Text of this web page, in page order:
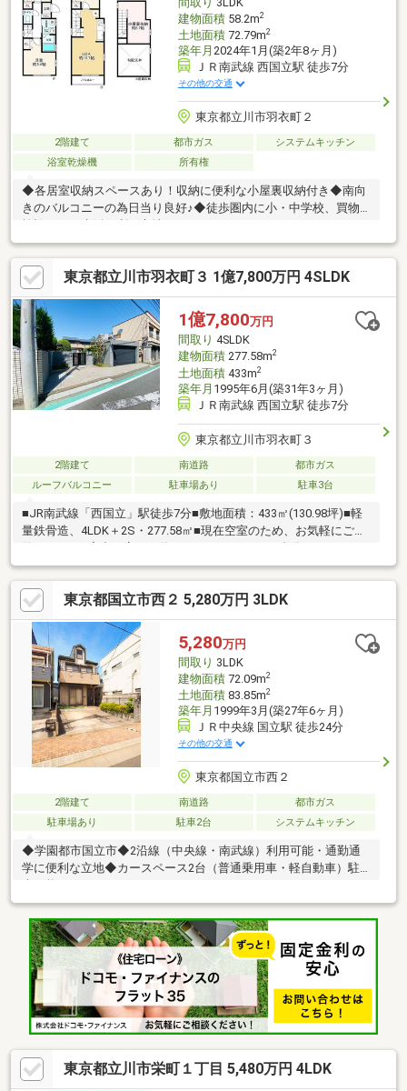
建物面積58.2m2
土地面積72.79m2
築年月 2024年1月(築2年8ヶ月)
ＪＲ南武線 西国立駅 徒歩7分
その他の交通
東京都立川市羽衣町２
2階建て 都市ガス
システムキッチン
浴室乾燥機
所有権
◆各居室収納スペースあり！収納に便利な小屋裏収納付き◆南向
きのバルコニーの為日当り良好♪◆徒歩圏内に小・中学校、買物
東京都立川市羽衣町３ 1億7,800万円 4SLDK
1億7,800万円
間取り 4SLDK
建物面積277.58m2
土地面積433m2
築年月 1995年6月(築31年3ヶ月)
ＪＲ南武線 西国立駅 徒歩7分
東京都立川市羽衣町３
2階建て 南道路
都市ガス
ルーフバルコニー
駐車場あり 駐車3台
■JR南武線「西国立」駅徒歩7分■敷地面積：433㎡(130.98坪)■軽
量鉄骨造、4LDK＋2S・277.58㎡■現在空室のため、お気軽にご内
ォーム履歴 ―◇2008年 2月：2世帯住宅からの改装◇2013年 8月：
エネファーム設置◇2013年12月：太陽光ソーラーパネル設置
◇2018年 3月：外壁塗替え◇2020年 4月：浴室・玄関ドア新規交
換 浴室換気乾燥暖房機設置― 設備・仕様 ―□床
暖房□食器洗浄機□防音室□1階洋室に堀ゴタツ□小屋裏収納
東京都国立市西２ 5,280万円 3LDK
5,280万円
間取り 3LDK
建物面積72.09m2
土地面積83.85m2
築年月 1999年3月(築27年6ヶ月)
ＪＲ中央線 国立駅 徒歩24分
その他の交通
東京都国立市西２
2階建て 南道路
都市ガス
駐車場あり
駐車2台 システムキッチン
◆学園都市国立市◆2沿線（中央線・南武線）利用可能・通勤通
学に便利な立地◆カースペース2台（普通乗用車・軽自動車）駐
東京都立川市栄町１丁目 5,480万円 4LDK